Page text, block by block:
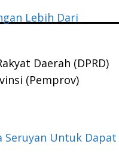
Lebih Dari
Daerah (DPRD)
(Pemprov)
Seruyan Untuk Dapat